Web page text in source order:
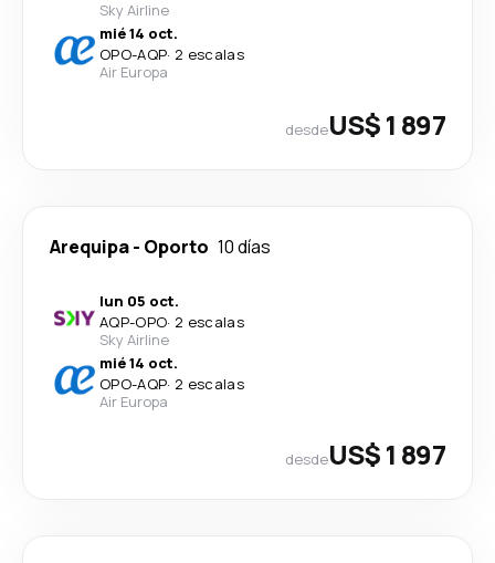
Sky Airline
mié 14 oct.
OPO-AQP· 2 escalas
Air Europa
desdeUS$ 1 897
Arequipa- Oporto 10 días
lun 05 oct.
AQP-OPO· 2 escalas
Sky Airline
mié 14 oct.
OPO-AQP· 2 escalas
Air Europa
desdeUS$ 1 897